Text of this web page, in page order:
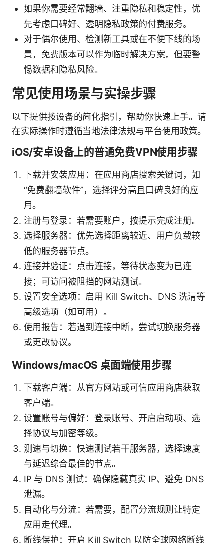
如果你需要经常翻墙、注重隐私和稳定性，优
先考虑口碑好、透明隐私政策的付费服务。
对于偶尔使用、检测新工具或在不便下线的场
景，免费版本可以作为临时解决方案，但要警
惕数据和隐私风险。
常见使用场景与实操步骤
以下提供按设备的简化指引，帮助你快速上手。请
在实际操作时遵循当地法律法规与平台使用政策。
iOS/安卓设备上的普通免费VPN使用步骤
下载并安装应用：在应用商店搜索关键词，如
“免费翻墙软件”，选择评分高且口碑良好的应
用。
注册与登录：若需要账户，按提示完成注册。
选择服务器：优先选择距离较近、用户负载较
低的服务器节点。
连接并验证：点击连接，等待状态变为已连
接；可访问被阻挡的网站测试。
设置安全选项：启用 Kill Switch、DNS 洗清等
高级选项（如可用）。
使用报告：若遇到连接中断，尝试切换服务器
或更改协议。
Windows/macOS 桌面端使用步骤
下载客户端：从官方网站或可信应用商店获取
客户端。
设置账号与偏好：登录账号、开启启动项、选
择协议与加密等级。
测速与切换：快速测试若干服务器，选择速度
与延迟综合最佳的节点。
IP 与 DNS 测试：确保隐藏真实 IP、避免 DNS
泄漏。
自动化与分流：若需要，配置分流规则让特定
应用走代理。
断线保护：开启 Kill Switch 以防全球网络断线